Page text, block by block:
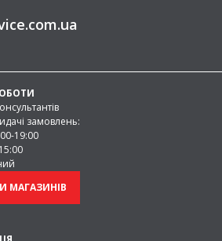
Характеристики засобів
час вибору важливо враховувати
замовлень:
19:00
МАГАЗИНІВ